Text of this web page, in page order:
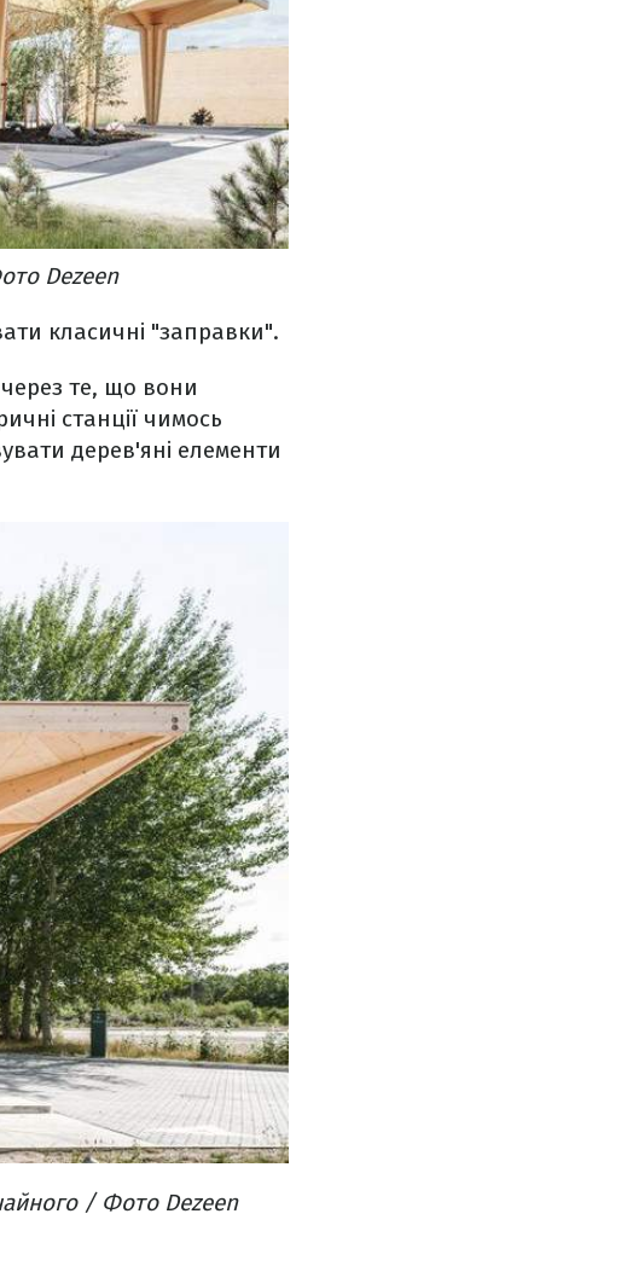
Dezeen
класичні "заправки".
те, що вони
станції чимось
дерев'яні елементи
/ Фото Dezeen